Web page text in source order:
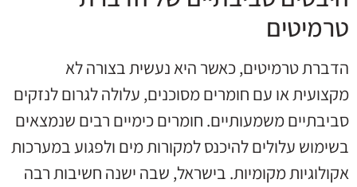
טרמיטים
הדברת טרמיטים, כאשר היא נעשית בצורה לא
מקצועית או עם חומרים מסוכנים, עלולה לגרום לנזקים
סביבתיים משמעותיים. חומרים כימיים רבים שנמצאים
בשימוש עלולים להיכנס למקורות מים ולפגוע במערכות
אקולוגיות מקומיות. בישראל, שבה ישנה חשיבות רבה